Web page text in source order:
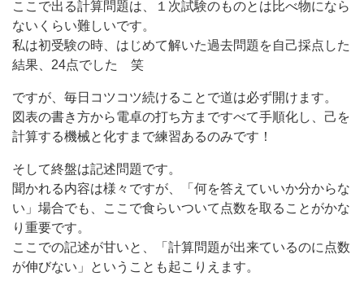
ここで出る計算問題は、１次試験のものとは比べ物になら
ないくらい難しいです。
私は初受験の時、はじめて解いた過去問題を自己採点した
結果、24点でした 笑
ですが、毎日コツコツ続けることで道は必ず開けます。
図表の書き方から電卓の打ち方まですべて手順化し、己を
計算する機械と化すまで練習あるのみです！
そして終盤は記述問題です。
聞かれる内容は様々ですが、「何を答えていいか分からな
い」場合でも、ここで食らいついて点数を取ることがかな
り重要です。
ここでの記述が甘いと、「計算問題が出来ているのに点数
が伸びない」ということも起こりえます。